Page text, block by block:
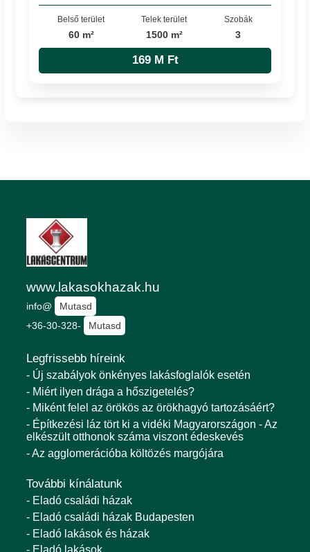
Belső terület
60 m²
Telek terület
1500 m²
Szobák
3
169 M Ft
www.lakasokhazak.hu
info@
Mutasd
+36-30-328-
Mutasd
Legfrissebb híreink
- Új szabályok önkényes lakásfoglalók esetén
- Miért ilyen drága a hőszigetelés?
- Miként felel az örökös az örökhagyó tartozásáért?
- Építkezési láz tört ki a vidéki Magyarországon - Az
elkészült otthonok száma viszont édeskevés
- Az agglomerációba költözés margójára
További kínálatunk
- Eladó családi házak
- Eladó családi házak Budapesten
- Eladó lakások és házak